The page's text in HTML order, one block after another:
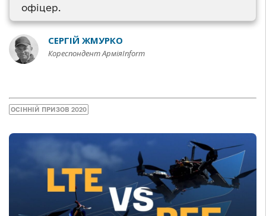
офіцер.
СЕРГІЙ ЖМУРКО
Кореспондент АрміяInform
ОСІННІЙ ПРИЗОВ 2020